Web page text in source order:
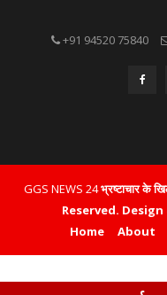
+91 94520 75840
GGS NEWS 24भ्रष्टाचार के
Reserved. Design
Home
About